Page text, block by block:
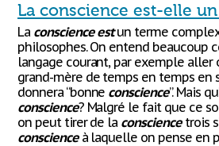
La conscience est-elle
La conscience estun terme
philosophes. On entend beaucoup
langage courant, par exemple aller
grand-mère de temps en temps en
donnera “bonne conscience”. Mais qu’
conscience? Malgré le fait que ce
on peut tirer de la consciencetrois
conscienceà laquelle on pense en